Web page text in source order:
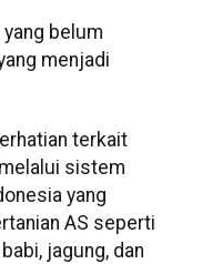
belum
menjadi
terkait
sistem
yang
AS seperti
jagung, dan